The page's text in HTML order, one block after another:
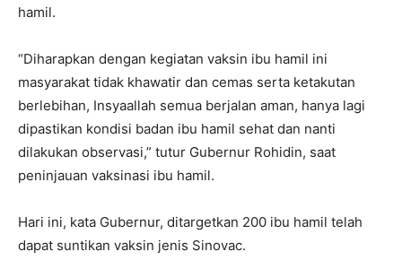
hamil.
“Diharapkan dengan kegiatan vaksin ibu hamil ini
masyarakat tidak khawatir dan cemas serta ketakutan
berlebihan, Insyaallah semua berjalan aman, hanya lagi
dipastikan kondisi badan ibu hamil sehat dan nanti
dilakukan observasi,” tutur Gubernur Rohidin, saat
peninjauan vaksinasi ibu hamil.
Hari ini, kata Gubernur, ditargetkan 200 ibu hamil telah
dapat suntikan vaksin jenis Sinovac.